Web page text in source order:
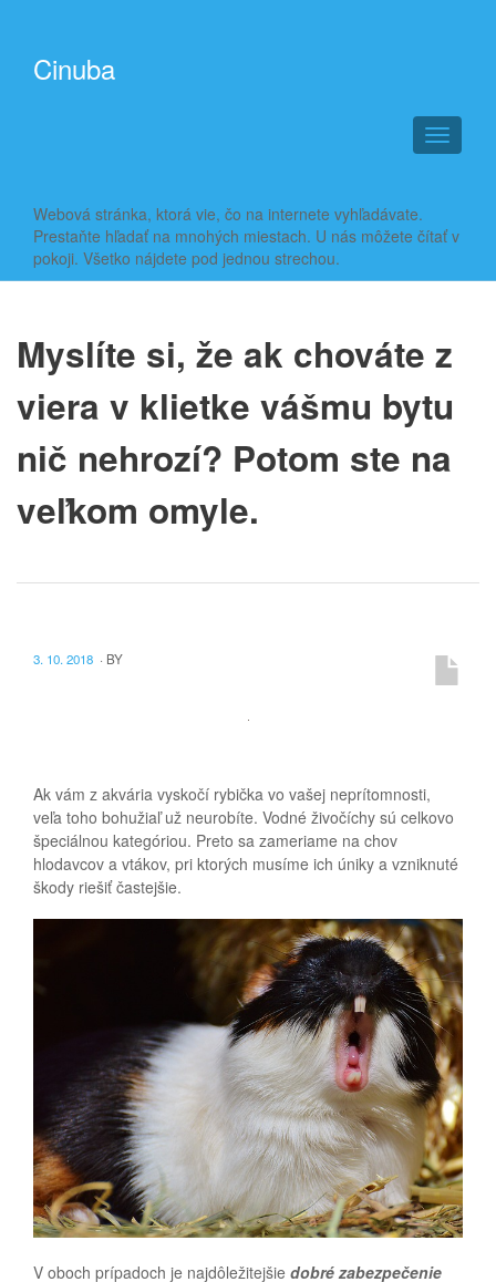
Cinuba
T
o
e
g
t
i
o
n
Webová stránka, ktorá vie, čo na internete vyhľadávate.
Prestaňte hľadať na mnohých miestach. U nás môžete čítať v
pokoji. Všetko nájdete pod jednou strechou.
Myslíte si, že ak chováte z
viera v klietke vášmu bytu
nič nehrozí? Potom ste na
veľkom omyle.
3. 10. 2018 · BY
Ak vám z akvária vyskočí rybička vo vašej neprítomnosti,
veľa toho bohužiaľ už neurobíte. Vodné živočíchy sú celkovo
špeciálnou kategóriou. Preto sa zameriame na chov
hlodavcov a vtákov, pri ktorých musíme ich úniky a vzniknuté
škody riešiť častejšie.
V oboch prípadoch je najdôležitejšie dobré zabezpečenie